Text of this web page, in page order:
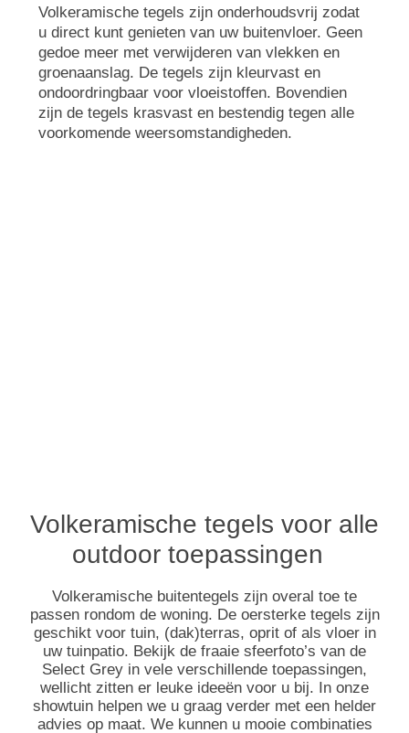
Volkeramische tegels zijn onderhoudsvrij zodat
u direct kunt genieten van uw buitenvloer. Geen
gedoe meer met verwijderen van vlekken en
groenaanslag. De tegels zijn kleurvast en
ondoordringbaar voor vloeistoffen. Bovendien
zijn de tegels krasvast en bestendig tegen alle
voorkomende weersomstandigheden.
Volkeramische tegels voor alle
outdoor toepassingen
Volkeramische buitentegels zijn overal toe te
passen rondom de woning. De oersterke tegels zijn
geschikt voor tuin, (dak)terras, oprit of als vloer in
uw tuinpatio. Bekijk de fraaie sfeerfoto’s van de
Select Grey in vele verschillende toepassingen,
wellicht zitten er leuke ideeën voor u bij. In onze
showtuin helpen we u graag verder met een helder
advies op maat. We kunnen u mooie combinaties